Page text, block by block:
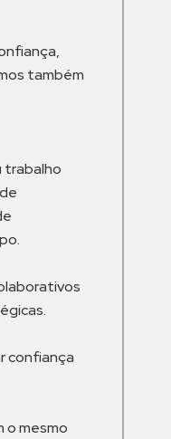
também
trabalho
confiança
o mesmo